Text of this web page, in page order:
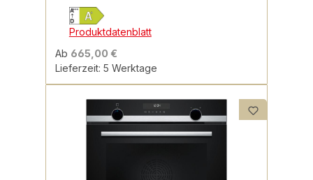
Produktdatenblatt
Ab 665,00 €
Lieferzeit: 5 Werktage